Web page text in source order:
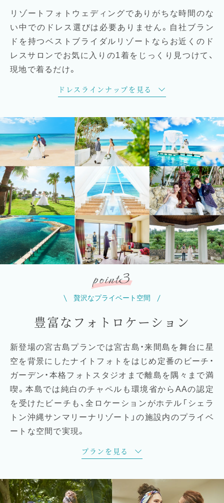
リゾートフォトウェディングでありがちな時間のな
い中でのドレス選びは必要ありません。自社ブラン
ドを持つベストブライダルリゾートならお近くのド
レスサロンでお気に入りの1着をじっくり見つけて、
現地で着るだけ。
ドレスラインナップを見る
point3
贅沢なプライベート空間
豊富なフォトロケーション
新登場の宮古島プランでは宮古島・来間島を舞台に星
空を背景にしたナイトフォトをはじめ定番のビーチ・
ガーデン・本格フォトスタジオまで離島を隅々まで満
喫。本島では純白のチャペルも環境省からAAの認定
を受けたビーチも、全ロケーションがホテル「シェラ
トン沖縄サンマリーナリゾート」の施設内のプライベ
ートな空間で実現。
プランを見る